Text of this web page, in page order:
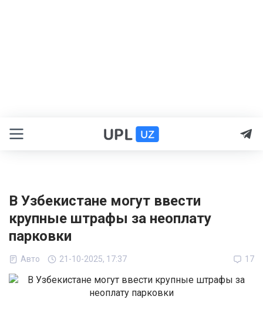
В Узбекистане могут ввести
крупные штрафы за неоплату
парковки
Авто 21-10-2025, 17:37 17